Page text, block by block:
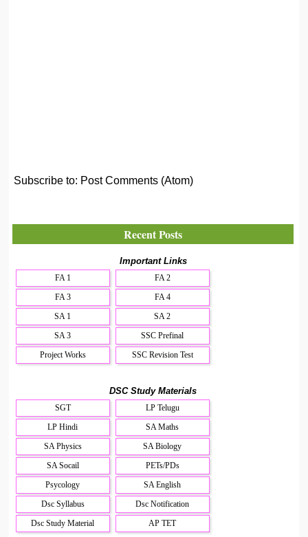
Subscribe to: Post Comments (Atom)
Recent Posts
Important Links
FA 1
FA 2
FA 3
FA 4
SA 1
SA 2
SA 3
SSC Prefinal
Project Works
SSC Revision Test
DSC Study Materials
SGT
LP Telugu
LP Hindi
SA Maths
SA Physics
SA Biology
SA Socail
PETs/PDs
Psycology
SA English
Dsc Syllabus
Dsc Notification
Dsc Study Material
AP TET